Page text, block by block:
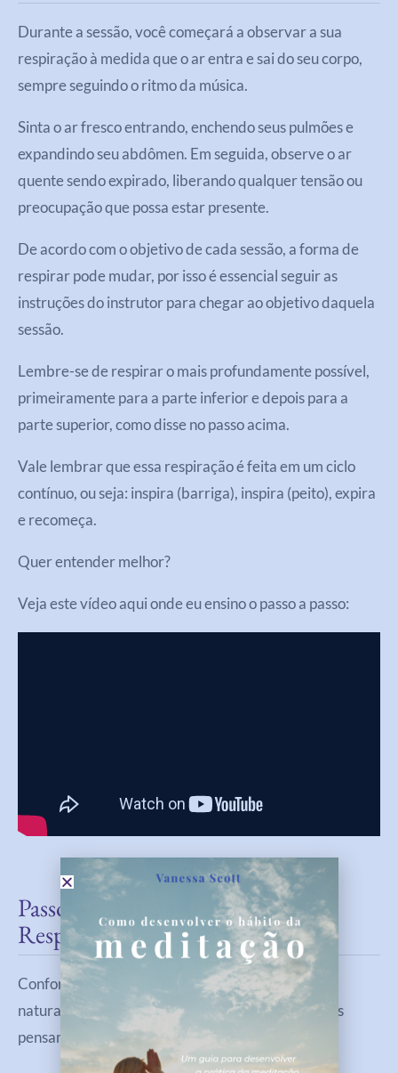
Durante a sessão, você começará a observar a sua
respiração à medida que o ar entra e sai do seu corpo,
sempre seguindo o ritmo da música.
Sinta o ar fresco entrando, enchendo seus pulmões e
expandindo seu abdômen. Em seguida, observe o ar
quente sendo expirado, liberando qualquer tensão ou
preocupação que possa estar presente.
De acordo com o objetivo de cada sessão, a forma de
respirar pode mudar, por isso é essencial seguir as
instruções do instrutor para chegar ao objetivo daquela
sessão.
Lembre-se de respirar o mais profundamente possível,
primeiramente para a parte inferior e depois para a
parte superior, como disse no passo acima.
Vale lembrar que essa respiração é feita em um ciclo
contínuo, ou seja: inspira (barriga), inspira (peito), expira
e recomeça.
Quer entender melhor?
Veja este vídeo aqui onde eu ensino o passo a passo:
Passo 6: Mantenha O Foco Na
Respiração Consciente
Conforme você pratica a respiração consciente, é
natural que sua mente comece a vagar para outros
pensamentos ou preocupações.